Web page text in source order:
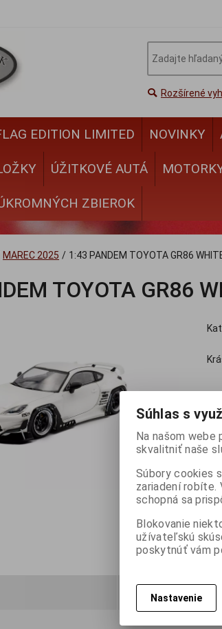
Rozšírené
EDITION LIMITED NOVINKY
ÚŽITKOVÉ AUTÁ
ZBIEROK
MAREC 2025 / 1:43 PANDEM TOYOTA GR86
TOYOTA GR86
Otázka na výrobok
Súhlas s
Na našom webe
skvalitniť naše
Súbory cookies
zariadení robíte.
schopná sa
Blokovanie
užívateľskú
poskytnúť vám
Nastavenie